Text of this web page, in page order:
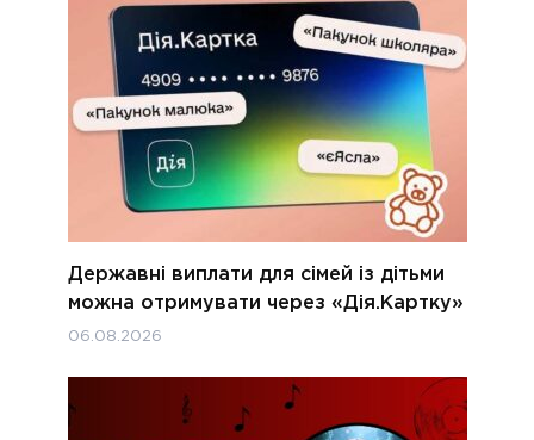
Державні виплати для сімей із дітьми
можна отримувати через «Дія.Картку»
06.08.2026